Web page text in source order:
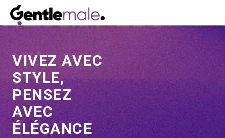
VIVEZ AVEC
STYLE,
PENSEZ
AVEC
ÉLÉGANCE
À propos
Inspirations
MAGAZINE